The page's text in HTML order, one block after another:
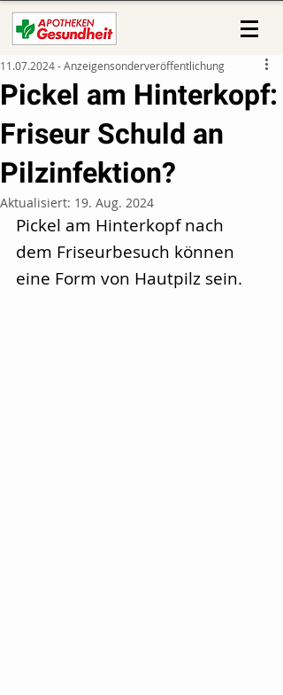
Pickel am Hinterkopf:
Friseur Schuld an
Pilzinfektion?
11.07.2024 - Anzeigensonderveröffentlichung
Aktualisiert: 19. Aug. 2024
Pickel am Hinterkopf nach
dem Friseurbesuch können
eine Form von Hautpilz sein.